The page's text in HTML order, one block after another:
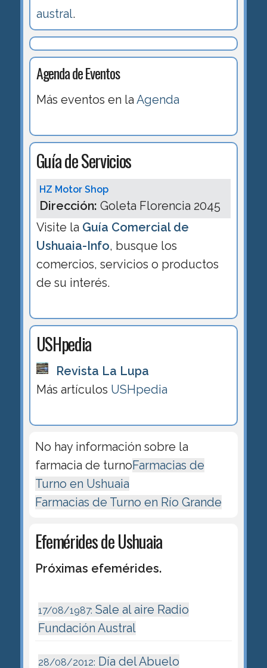
austral.
Agenda de Eventos
Más eventos en la Agenda
Guía de Servicios
HZ Motor Shop
Dirección: Goleta Florencia 2045
Visite la Guía Comercial de
Ushuaia-Info, busque los
comercios, servicios o productos
de su interés.
USHpedia
Revista La Lupa
Más artículos USHpedia
No hay información sobre la
farmacia de turnoFarmacias de
Turno en Ushuaia
Farmacias de Turno en Río Grande
Efemérides de Ushuaia
Próximas efemérides.
17/08/1987: Sale al aire Radio
Fundación Austral
28/08/2012: Día del Abuelo